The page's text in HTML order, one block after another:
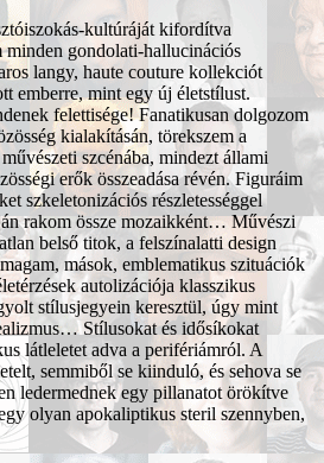
kultúráját kifordítva
minden gondolati-hallucinációs
langy, haute couture kollekciót
emberre, mint egy új életstílust.
felettisége! Fanatikusan dolgozom
kialakításán, törekszem a
szcénába, mindezt állami
erők összeadása révén. Figuráim
szkeletonizációs részletességgel
rakom össze mozaikként… Művészi
belső titok, a felszínalatti design
mások, emblematikus szituációk
autolizációja klasszikus
stílusjegyein keresztül, úgy mint
Stílusokat és idősíkokat
látleletet adva a perifériámról. A
semmiből se kiinduló, és sehova se
ledermednek egy pillanatot örökítve
olyan apokaliptikus steril szennyben,